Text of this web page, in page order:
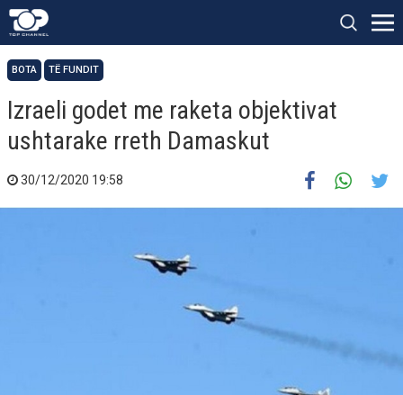
BOTA TË FUNDIT
​Izraeli godet me raketa objektivat
ushtarake rreth Damaskut
30/12/2020 19:58